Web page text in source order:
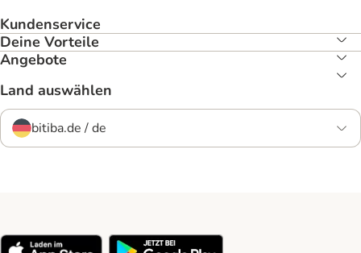
Kundenservice
Deine Vorteile
Angebote
Land auswählen
bitiba.de / de